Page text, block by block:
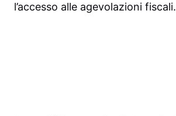
l’accesso alle agevolazioni fiscali.